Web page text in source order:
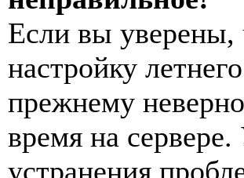
Если вы уверены,
настройку
прежнему
время на
устранения